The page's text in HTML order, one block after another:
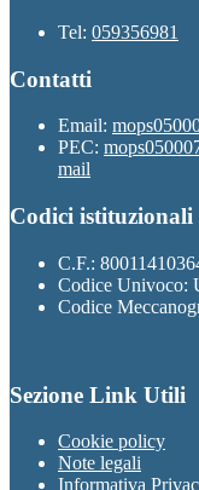
Tel: 059356981
Contatti
Email:
PEC:
mail
Codici istituzionali
C.F.:
Codice Univoco:
Codice
Sezione Link Utili
Cookie policy
Note legali
Informativa